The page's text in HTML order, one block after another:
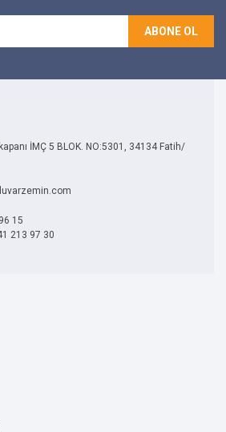
ABONE OL
İMÇ 5 BLOK. NO:5301, 34134 Fatih/
15
213 97 30